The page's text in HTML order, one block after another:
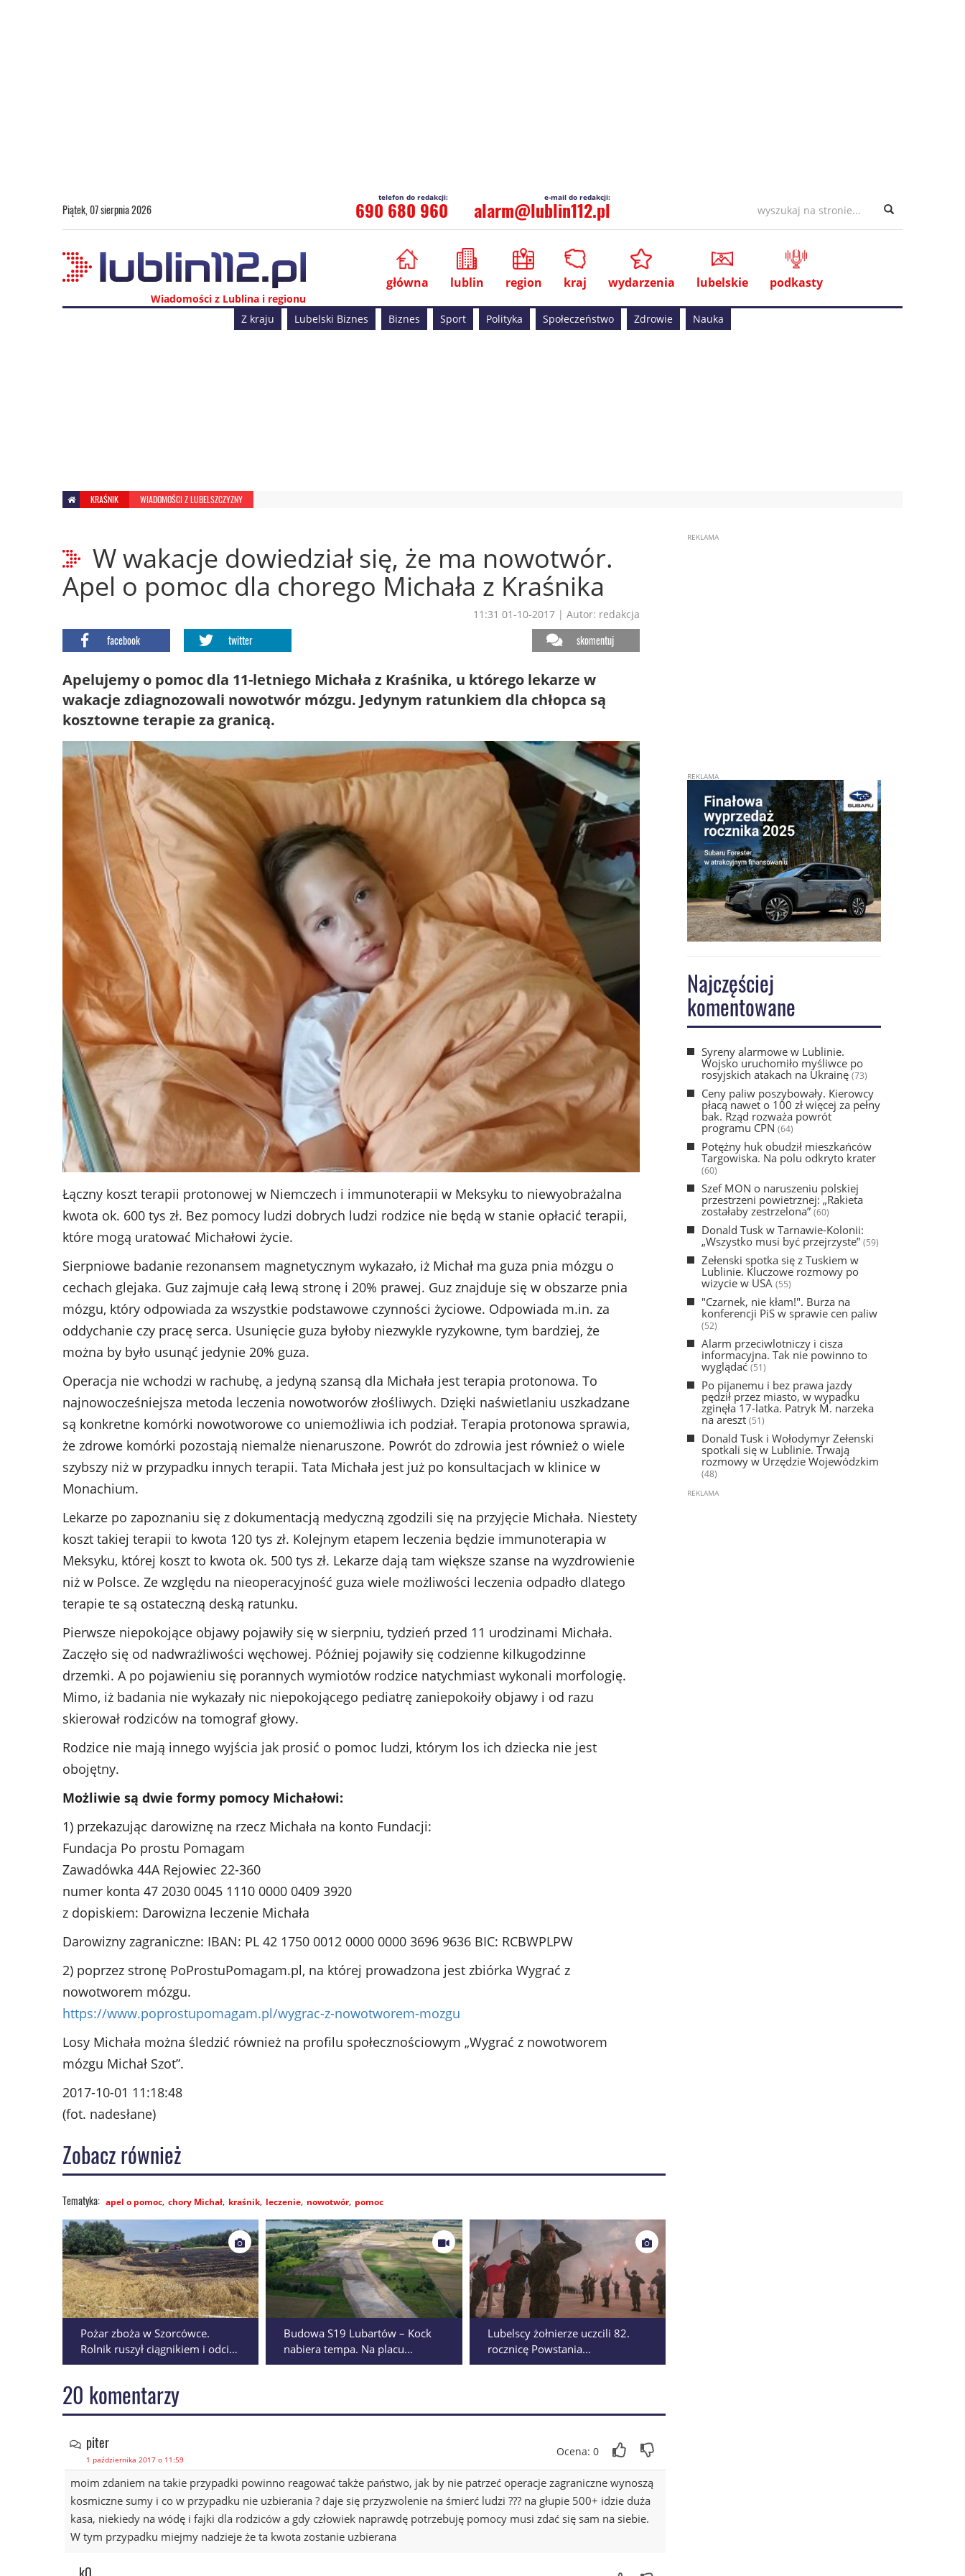
Piątek, 07 sierpnia 2026 690 680 960 alarm@lublin112.pl
Wiadomości z Lublina i regionu
główna lublin region kraj wydarzenia lubelskie podkasty
Z kraju Lubelski Biznes Biznes Sport Polityka Społeczeństwo Zdrowie Nauka
KRAŚNIK WIADOMOŚCI Z LUBELSZCZYZNY
W wakacje dowiedział się, że ma nowotwór.
Apel o pomoc dla chorego Michała z Kraśnika
11:31 01-10-2017 | Autor: redakcja
facebook twitter skomentuj
Apelujemy o pomoc dla 11-letniego Michała z Kraśnika, u którego lekarze w
wakacje zdiagnozowali nowotwór mózgu. Jedynym ratunkiem dla chłopca są
kosztowne terapie za granicą.
Łączny koszt terapii protonowej w Niemczech i immunoterapii w Meksyku to niewyobrażalna
kwota ok. 600 tys zł. Bez pomocy ludzi dobrych ludzi rodzice nie będą w stanie opłacić terapii,
które mogą uratować Michałowi życie.
Sierpniowe badanie rezonansem magnetycznym wykazało, iż Michał ma guza pnia mózgu o
cechach glejaka. Guz zajmuje całą lewą stronę i 20% prawej. Guz znajduje się w obszarze pnia
mózgu, który odpowiada za wszystkie podstawowe czynności życiowe. Odpowiada m.in. za
oddychanie czy pracę serca. Usunięcie guza byłoby niezwykle ryzykowne, tym bardziej, że
można by było usunąć jedynie 20% guza.
Operacja nie wchodzi w rachubę, a jedyną szansą dla Michała jest terapia protonowa. To
najnowocześniejsza metoda leczenia nowotworów złośliwych. Dzięki naświetlaniu uszkadzane
są konkretne komórki nowotworowe co uniemożliwia ich podział. Terapia protonowa sprawia,
że zdrowe komórki pozostają niemalże nienaruszone. Powrót do zdrowia jest również o wiele
szybszy niż w przypadku innych terapii. Tata Michała jest już po konsultacjach w klinice w
Monachium.
Lekarze po zapoznaniu się z dokumentacją medyczną zgodzili się na przyjęcie Michała. Niestety
koszt takiej terapii to kwota 120 tys zł. Kolejnym etapem leczenia będzie immunoterapia w
Meksyku, której koszt to kwota ok. 500 tys zł. Lekarze dają tam większe szanse na wyzdrowienie
niż w Polsce. Ze względu na nieoperacyjność guza wiele możliwości leczenia odpadło dlatego
terapie te są ostateczną deską ratunku.
Pierwsze niepokojące objawy pojawiły się w sierpniu, tydzień przed 11 urodzinami Michała.
Zaczęło się od nadwrażliwości węchowej. Później pojawiły się codzienne kilkugodzinne
drzemki. A po pojawieniu się porannych wymiotów rodzice natychmiast wykonali morfologię.
Mimo, iż badania nie wykazały nic niepokojącego pediatrę zaniepokoiły objawy i od razu
skierował rodziców na tomograf głowy.
Rodzice nie mają innego wyjścia jak prosić o pomoc ludzi, którym los ich dziecka nie jest
obojętny.
Możliwie są dwie formy pomocy Michałowi:
1) przekazując darowiznę na rzecz Michała na konto Fundacji:
Fundacja Po prostu Pomagam
Zawadówka 44A Rejowiec 22-360
numer konta 47 2030 0045 1110 0000 0409 3920
z dopiskiem: Darowizna leczenie Michała
Darowizny zagraniczne: IBAN: PL 42 1750 0012 0000 0000 3696 9636 BIC: RCBWPLPW
2) poprzez stronę PoProstuPomagam.pl, na której prowadzona jest zbiórka Wygrać z
nowotworem mózgu.
https://www.poprostupomagam.pl/wygrac-z-nowotworem-mozgu
Losy Michała można śledzić również na profilu społecznościowym „Wygrać z nowotworem
mózgu Michał Szot”.
2017-10-01 11:18:48
(fot. nadesłane)
Zobacz również
apel o pomoc chory Michał kraśnik leczenie nowotwór pomoc
Pożar zboża w Szorcówce.
Rolnik ruszył ciągnikiem i odciął
drogę płomieniom
Budowa S19 Lubartów – Kock
nabiera tempa. Na placu
budowy widać pierwsze efekty
Lubelscy żołnierze uczcili 82.
rocznicę Powstania
Warszawskiego
20 komentarzy
piter
1 października 2017 o 11:59
Ocena: 0
moim zdaniem na takie przypadki powinno reagować także państwo, jak by nie patrzeć operacje zagraniczne wynoszą
kosmiczne sumy i co w przypadku nie uzbierania ? daje się przyzwolenie na śmierć ludzi ??? na głupie 500+ idzie duża
kasa, niekiedy na wódę i fajki dla rodziców a gdy człowiek naprawdę potrzebuję pomocy musi zdać się sam na siebie.
W tym przypadku miejmy nadzieje że ta kwota zostanie uzbierana
kO
Najczęściej
komentowane
Syreny alarmowe w Lublinie.
Wojsko uruchomiło myśliwce po
rosyjskich atakach na Ukrainę(73)
Ceny paliw poszybowały. Kierowcy
płacą nawet o 100 zł więcej za pełny
bak. Rząd rozważa powrót
programu CPN (64)
Potężny huk obudził mieszkańców
Targowiska. Na polu odkryto krater
(60)
Szef MON o naruszeniu polskiej
przestrzeni powietrznej: „Rakieta
zostałaby zestrzelona” (60)
Donald Tusk w Tarnawie-Kolonii:
„Wszystko musi być przejrzyste” (59)
Zełenski spotka się z Tuskiem w
Lublinie. Kluczowe rozmowy po
wizycie w USA (55)
"Czarnek, nie kłam!". Burza na
konferencji PiS w sprawie cen paliw
(52)
Alarm przeciwlotniczy i cisza
informacyjna. Tak nie powinno to
wyglądać(51)
Po pijanemu i bez prawa jazdy
pędził przez miasto, w wypadku
zginęła 17-latka. Patryk M. narzeka
na areszt (51)
Donald Tusk i Wołodymyr Zełenski
spotkali się w Lublinie. Trwają
rozmowy w Urzędzie Wojewódzkim
(48)